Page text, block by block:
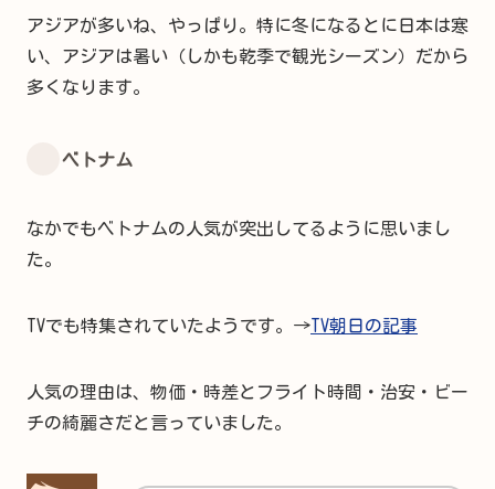
アジアが多いね、やっぱり。特に冬になるとに日本は寒
い、アジアは暑い（しかも乾季で観光シーズン）だから
多くなります。
ベトナム
なかでもベトナムの人気が突出してるように思いまし
た。
TVでも特集されていたようです。→TV朝日の記事
人気の理由は、物価・時差とフライト時間・治安・ビー
チの綺麗さだと言っていました。